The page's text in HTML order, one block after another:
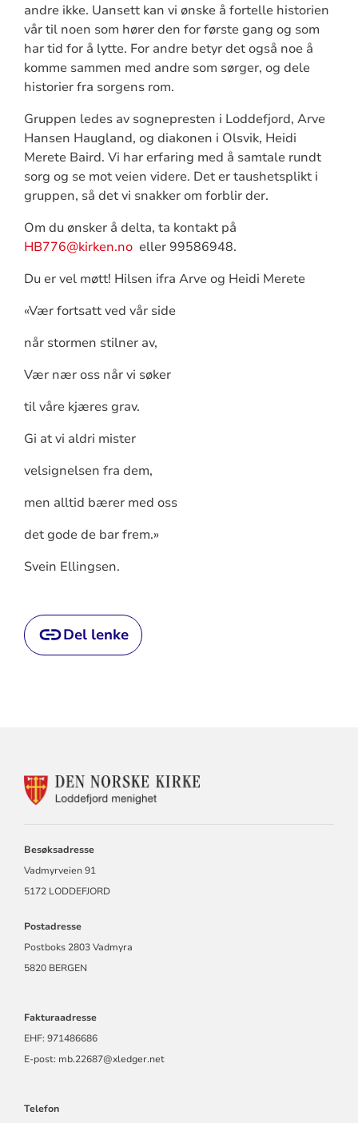
andre ikke. Uansett kan vi ønske å fortelle historien
vår til noen som hører den for første gang og som
har tid for å lytte. For andre betyr det også noe å
komme sammen med andre som sørger, og dele
historier fra sorgens rom.
Gruppen ledes av sognepresten i Loddefjord, Arve
Hansen Haugland, og diakonen i Olsvik, Heidi
Merete Baird. Vi har erfaring med å samtale rundt
sorg og se mot veien videre. Det er taushetsplikt i
gruppen, så det vi snakker om forblir der.
Om du ønsker å delta, ta kontakt på
HB776@kirken.noeller 99586948.
Du er vel møtt! Hilsen ifra Arve og Heidi Merete
«Vær fortsatt ved vår side
når stormen stilner av,
Vær nær oss når vi søker
til våre kjæres grav.
Gi at vi aldri mister
velsignelsen fra dem,
men alltid bærer med oss
det gode de bar frem.»
Svein Ellingsen.
Del lenke
KONTAKTINFORMASJON
Besøksadresse
Vadmyrveien 91
5172 LODDEFJORD
Postadresse
Postboks 2803 Vadmyra
5820 BERGEN
Fakturaadresse
EHF: 971486686
E-post: mb.22687@xledger.net
Telefon